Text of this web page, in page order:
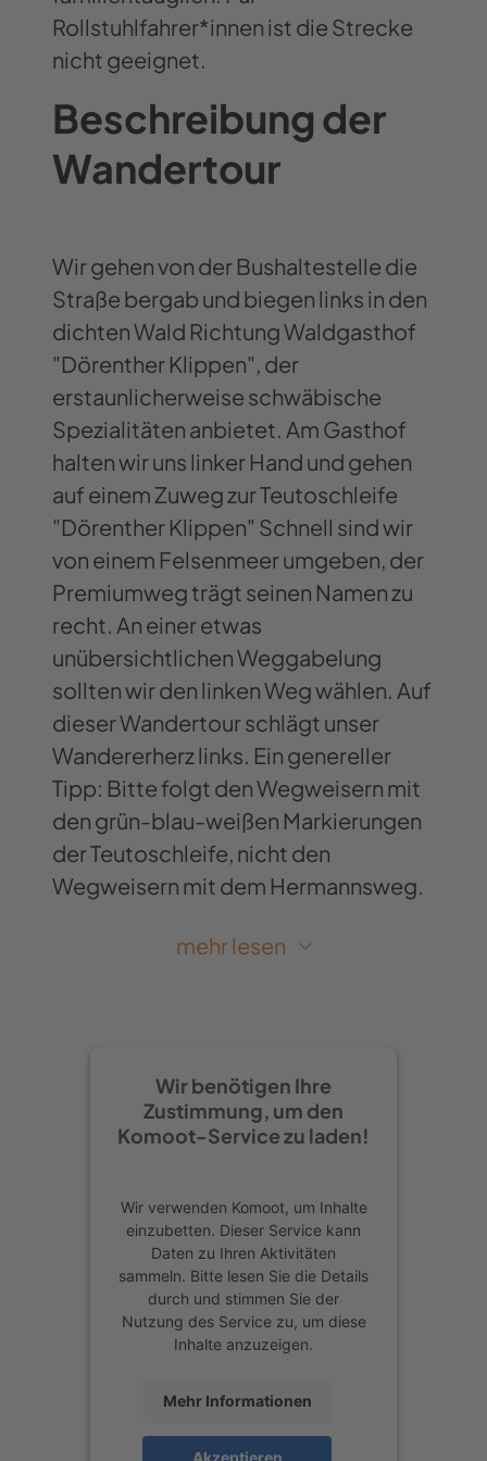
Rollstuhlfahrer*innen ist die Strecke
nicht geeignet.
Beschreibung der
Wandertour
Wir gehen von der Bushaltestelle die
Straße bergab und biegen links in den
dichten Wald Richtung Waldgasthof
"Dörenther Klippen", der
erstaunlicherweise schwäbische
Spezialitäten anbietet. Am Gasthof
halten wir uns linker Hand und gehen
auf einem Zuweg zur Teutoschleife
"Dörenther Klippen" Schnell sind wir
von einem Felsenmeer umgeben, der
Premiumweg trägt seinen Namen zu
recht. An einer etwas
unübersichtlichen Weggabelung
sollten wir den linken Weg wählen. Auf
dieser Wandertour schlägt unser
Wandererherz links. Ein genereller
Tipp: Bitte folgt den Wegweisern mit
den grün-blau-weißen Markierungen
der Teutoschleife, nicht den
Wegweisern mit dem Hermannsweg.
Nach einem entspannten Aufstieg
durch herrliche Kiefernwälder und
genießen die Glücksmomente einer
großen Wetterpilz geht es links
bergab Richtung Bocketal. Es ist wie
im richtigen Leben: Wenn man ganz
oben ist, ist der Abstieg nahe. Der
Weg ins Bocketal ist steil, felsig und
braucht keinen Vergleich zu
hochalpinen Wanderwegen zu
mehr lesen
Wir benötigen Ihre
Zustimmung, um den
Komoot-Service zu laden!
Wir verwenden Komoot, um Inhalte
einzubetten. Dieser Service kann
Daten zu Ihren Aktivitäten
sammeln. Bitte lesen Sie die Details
durch und stimmen Sie der
Nutzung des Service zu, um diese
Inhalte anzuzeigen.
Mehr Informationen